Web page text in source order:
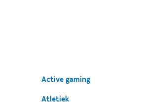
Active gaming
Atletiek